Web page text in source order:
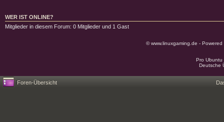
WER IST ONLINE?
Mitglieder in diesem Forum: 0 Mitglieder und 1 Gast
© www.linuxgaming.de -
Pro
Deutsche
Foren-Übersicht